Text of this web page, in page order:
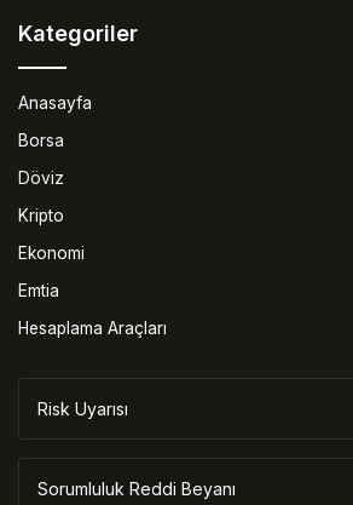
Kategoriler
Anasayfa
Borsa
Döviz
Kripto
Ekonomi
Emtia
Hesaplama Araçları
Risk Uyarısı
Sorumluluk Reddi Beyanı